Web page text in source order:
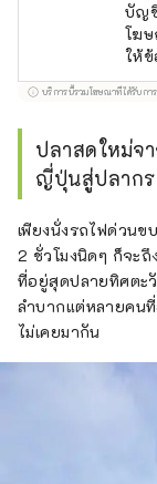
บัญ
โฆษ
ให้ข้
สนุ
บริการนี้รวมโฆษณาที่ได้รับกา
ปลาสดใหม่จ
ญี่ปุ่นสู่ปลาก
เพียงนั่งรถไฟด่วนข
2 ชั่วโมงนิดๆ ก็จะถึ
ที่อยู่สุดปลายทิศตะ
ลำบากแต่หลายคน
ไม่เคยมากัน